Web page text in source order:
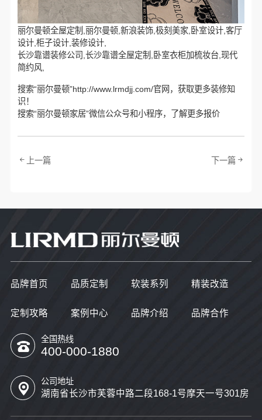
丽尔曼顿全屋定制,丽尔曼顿,新浪装饰,极刻美家,卧室设计,客厅
设计,柜子设计,装修设计,
长沙靠谱装修公司,长沙靠谱全屋定制,卧室衣柜加梳妆台,现代
简约风,
搜索“丽尔曼顿”http://www.lrmdjj.com/官网，获取更多装修知
识！
搜索“丽尔曼顿家居”微信公众号和小程序，了解更多报价
上一篇 下一篇
品牌首页 品质定制 软装系列 精装改造
定制攻略 案例中心 品牌介绍 品牌合作
全国热线
400-000-1880
公司地址
湖南省长沙市芙蓉中路二段168-1号摩天一号301房